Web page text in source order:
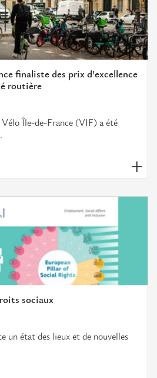
finaliste des prix d'excellence
routière
Île-de-France (VIF) a été
sociaux
un état des lieux et de nouvelles